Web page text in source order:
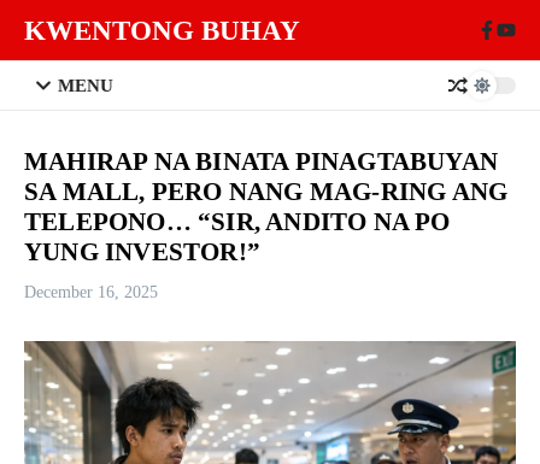
KWENTONG BUHAY
MENU
MAHIRAP NA BINATA PINAGTABUYAN
SA MALL, PERO NANG MAG-RING ANG
TELEPONO… “SIR, ANDITO NA PO
YUNG INVESTOR!”
December 16, 2025